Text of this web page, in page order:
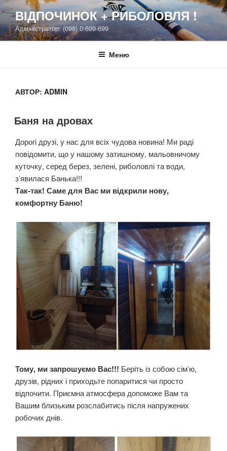
Перейти
содержимому
ВІДПОЧИНОК + РИБОЛОВЛЯ !
Адміністратор: (098) 0-699-699
Меню
АВТОР: ADMIN
Баня на дровах
Дорогі друзі, у нас для всіх чудова новина! Ми раді
повідомити, що у нашому затишному, мальовничому
куточку, серед берез, зелені, риболовлі та води,
з’явилася Банька!!!
Так-так! Саме для Вас ми відкрили нову,
комфортну Баню!
Тому, ми запрошуємо Вас!!! Беріть із собою сім’ю,
друзів, рідних і приходьте попаритися чи просто
відпочити. Приємна атмосфера допоможе Вам та
Вашим близьким розслабитись після напружених
робочих днів.